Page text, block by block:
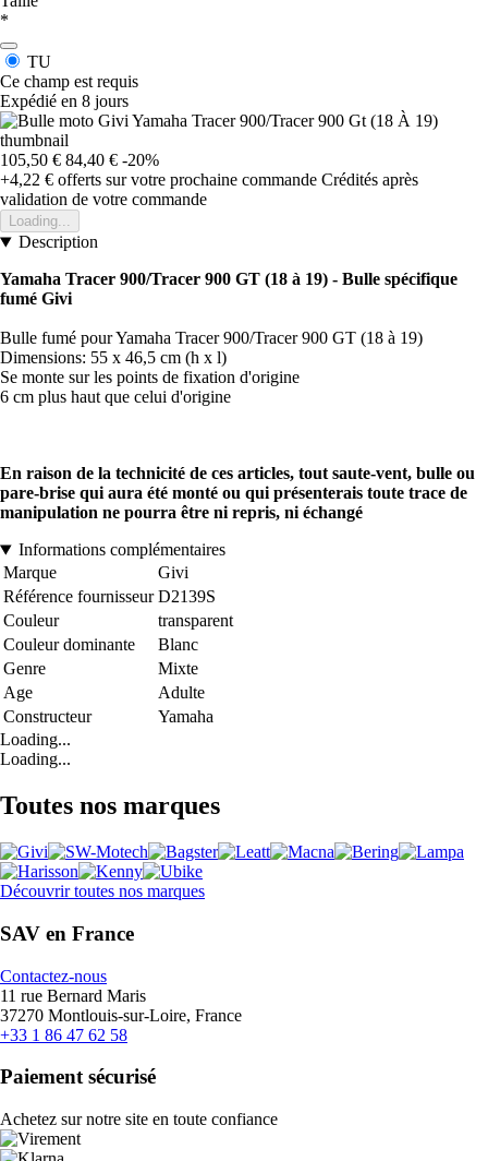
*
TU
Ce champ est requis
Expédié en 8 jours
105,50 € 84,40 € -20%
+4,22 € offerts sur votre prochaine commande Crédités après
validation de votre commande
Loading...
Description
Yamaha Tracer 900/Tracer 900 GT (18 à 19) - Bulle spécifique
fumé Givi
Bulle fumé pour Yamaha Tracer 900/Tracer 900 GT (18 à 19)
Dimensions: 55 x 46,5 cm (h x l)
Se monte sur les points de fixation d'origine
6 cm plus haut que celui d'origine
En raison de la technicité de ces articles, tout saute-vent, bulle ou
pare-brise qui aura été monté ou qui présenterais toute trace de
manipulation ne pourra être ni repris, ni échangé
Informations complémentaires
Marque
Givi
Référence fournisseur D2139S
Couleur
transparent
Couleur dominante
Blanc
Genre
Mixte
Age
Adulte
Constructeur
Yamaha
Loading...
Loading...
Toutes nos marques
Découvrir toutes nos marques
SAV en France
Contactez-nous
11 rue Bernard Maris
37270 Montlouis-sur-Loire, France
+33 1 86 47 62 58
Paiement sécurisé
Achetez sur notre site en toute confiance